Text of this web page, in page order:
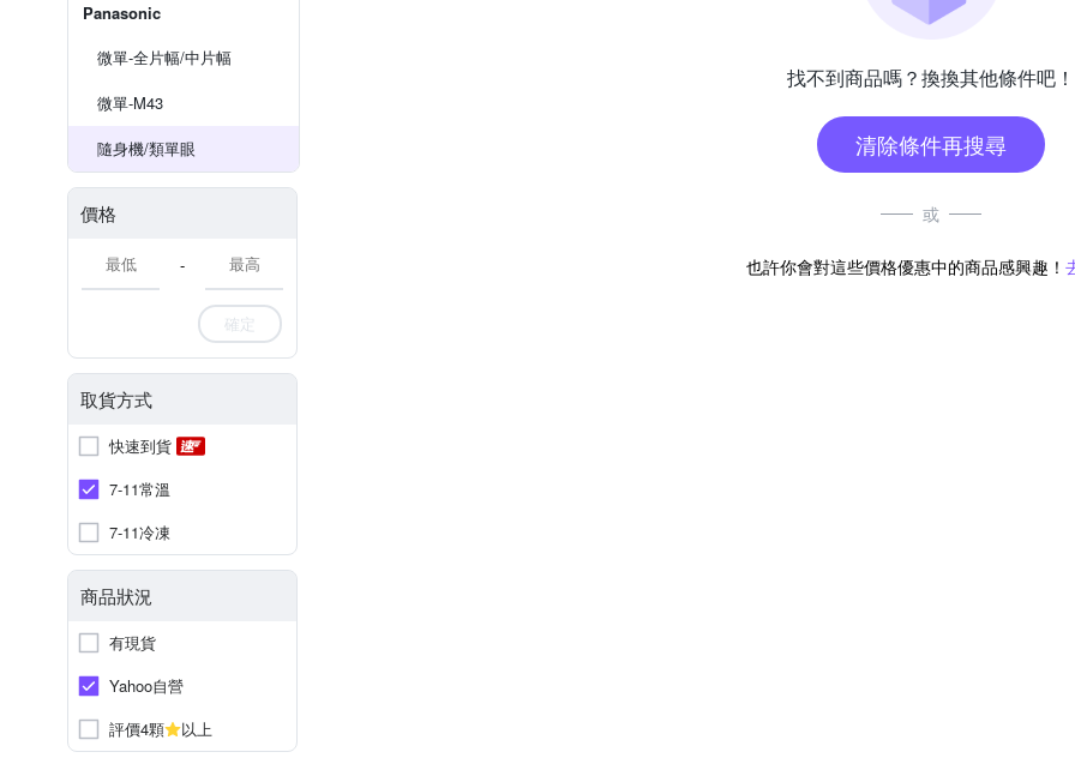
Panasonic
微單-全片幅/中片幅
微單-M43
隨身機/類單眼
價格
-
確定
取貨方式
快速到貨
7-11常溫
7-11冷凍
商品狀況
有現貨
Yahoo自營
評價4顆
以上
找不到商品嗎？換換其他條件吧！
清除條件再搜尋
或
也許你會對這些價格優惠中的商品感興趣！